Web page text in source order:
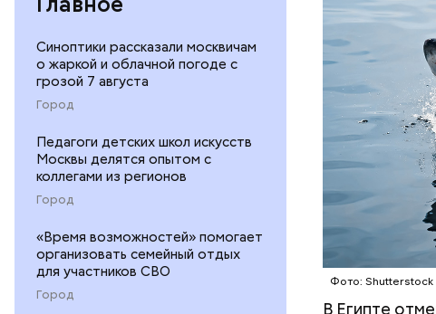
Синоптики рассказали москвичам
о жаркой и облачной погоде с
грозой 7 августа
Город
Педагоги детских школ искусств
Москвы делятся опытом с
коллегами из регионов
Город
«Время возможностей» помогает
организовать семейный отдых
для участников СВО
Город
Фото: Shutterstock
В Египте
— Очень
небольшие
когда
этих хищных